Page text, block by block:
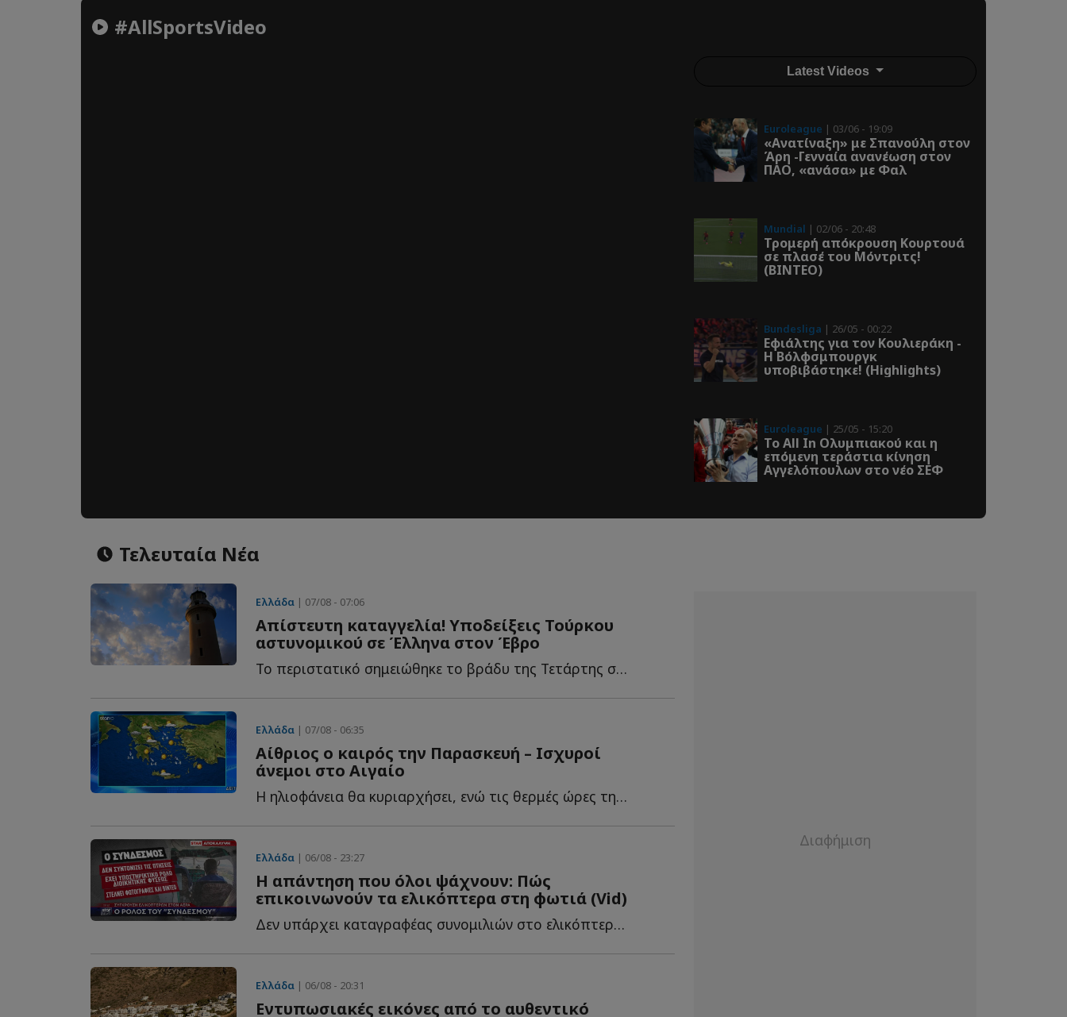
#AllSportsVideo
Latest Videos
Euroleague | 03/06 - 19:09
«Ανατίναξη» με Σπανούλη στον
Άρη -Γενναία ανανέωση στον
ΠΑΟ, «ανάσα» με Φαλ
Mundial | 02/06 - 20:48
Τρομερή απόκρουση Κουρτουά
σε πλασέ του Μόντριτς!
(ΒΙΝΤΕΟ)
Bundesliga | 26/05 - 00:22
Εφιάλτης για τον Κουλιεράκη -
Η Βόλφσμπουργκ
υποβιβάστηκε! (Highlights)
Euroleague | 25/05 - 15:20
Το All In Ολυμπιακού και η
επόμενη τεράστια κίνηση
Αγγελόπουλων στο νέο ΣΕΦ
Τελευταία Νέα
Ελλάδα | 07/08 - 07:06
Απίστευτη καταγγελία! Υποδείξεις Τούρκου
αστυνομικού σε Έλληνα στον Έβρο
Το περιστατικό σημειώθηκε το βράδυ της Τετάρτης στην ο...
Ελλάδα | 07/08 - 06:35
Αίθριος ο καιρός την Παρασκευή – Ισχυροί
άνεμοι στο Αιγαίο
Η ηλιοφάνεια θα κυριαρχήσει, ενώ τις θερμές ώρες της η...
Ελλάδα | 06/08 - 23:27
Η απάντηση που όλοι ψάχνουν: Πώς
επικοινωνούν τα ελικόπτερα στη φωτιά (Vid)
Δεν υπάρχει καταγραφέας συνομιλιών στο ελικόπτερο, α...
Ελλάδα | 06/08 - 20:31
Εντυπωσιακές εικόνες από το αυθεντικό